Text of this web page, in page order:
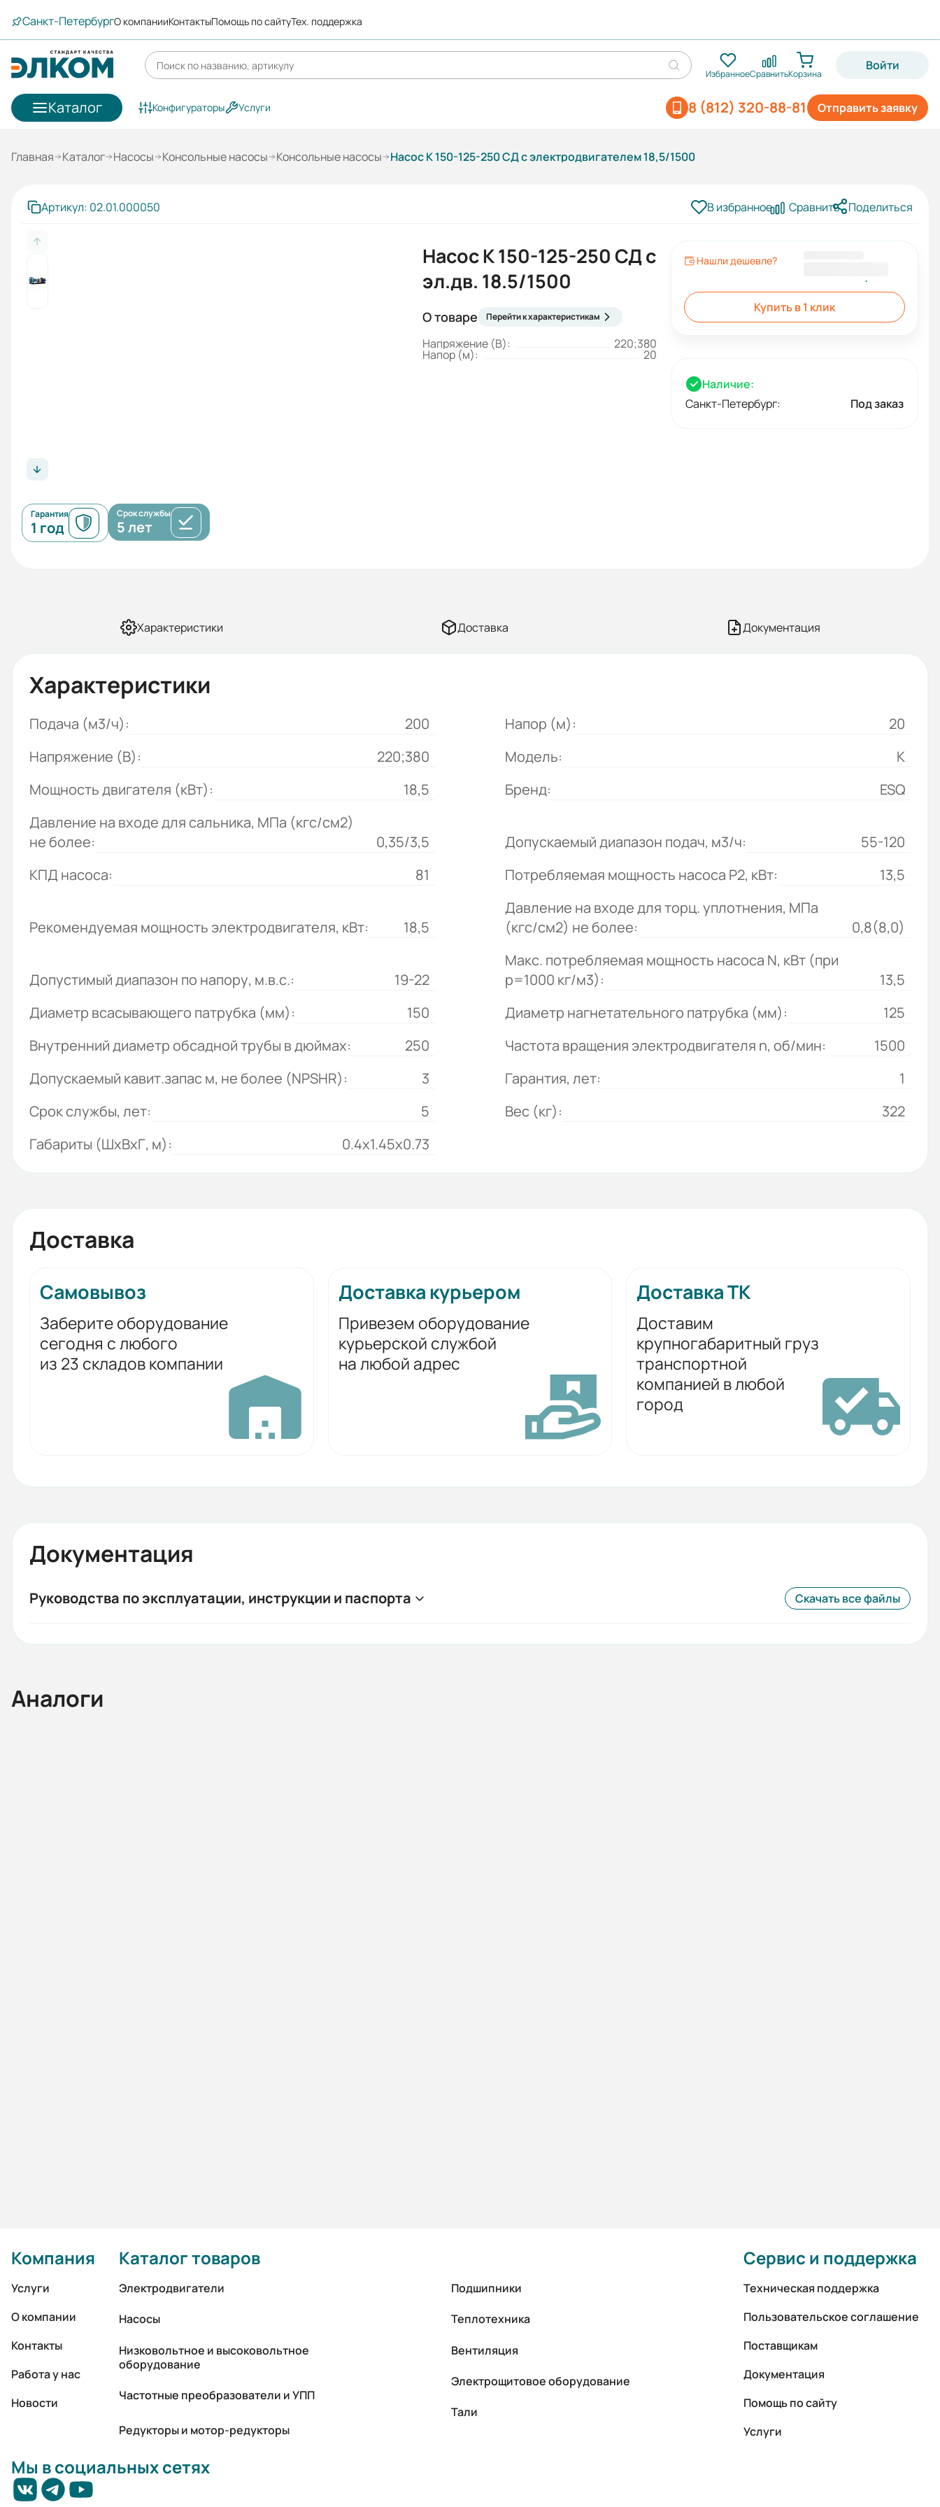
Санкт-ПетербургО компанииКонтактыПомощь по сайтуТех. поддержка
ИзбранноеСравнитьКорзина
Войти
Каталог Отправить заявку
8 (812) 320-88-81
Конфигураторы Услуги
Главная Каталог Насосы Консольные насосы Консольные насосы Насос К 150-125-250 СД с электродвигателем 18,5/1500
Артикул: 02.01.000050 В избранное Сравнить Поделиться
Гарантия
1 год
Срок службы
5 лет
Насос К 150-125-250 СД с
эл.дв. 18.5/1500
О товаре Перейти к характеристикам
Напряжение (В): 220;380
Напор (м): 20
Нашли дешевле?
Купить в 1 клик
Наличие:
Санкт-Петербург:
Под заказ
Характеристики Доставка Документация
Характеристики
Подача (м3/ч): 200 Напор (м):
20
Напряжение (В):
220;380 Модель:
К
Мощность двигателя (кВт):
18,5 Бренд:
ESQ
Давление на входе для сальника, MПа (кгс/см2)
не более:
0,35/3,5 Допускаемый диапазон подач, м3/ч:
55-120
КПД насоса:
81 Потребляемая мощность насоса P2, кВт: 13,5
Рекомендуемая мощность электродвигателя, кВт: 18,5
Давление на входе для торц. уплотнения, MПа
(кгс/см2) не более:
0,8(8,0)
Допустимый диапазон по напору, м.в.с.: 19-22
Макс. потребляемая мощность насоса N, кВт (при
р=1000 кг/м3):
13,5
Диаметр всасывающего патрубка (мм):
150 Диаметр нагнетательного патрубка (мм):
125
Внутренний диаметр обсадной трубы в дюймах:
250 Частота вращения электродвигателя n, об/мин:
1500
Допускаемый кавит.запас м, не более (NPSHR):
3 Гарантия, лет:
1
Срок службы, лет:
5 Вес (кг):
322
Габариты (ШхВхГ, м):
0.4x1.45x0.73
Доставка
Самовывоз
Заберите оборудование
сегодня с любого
из 23 складов компании
Доставка курьером
Привезем оборудование
курьерской службой
на любой адрес
Доставка ТК
Доставим
крупногабаритный груз
транспортной
компанией в любой
город
Документация
Руководства по эксплуатации, инструкции и паспорта Скачать все файлы
Аналоги
Компания
Услуги
О компании
Контакты
Работа у нас
Новости
Каталог товаров
Электродвигатели
Насосы
Низковольтное и высоковольтное
оборудование
Частотные преобразователи и УПП
Редукторы и мотор-редукторы
Подшипники
Теплотехника
Вентиляция
Электрощитовое оборудование
Тали
Сервис и поддержка
Техническая поддержка
Пользовательское соглашение
Поставщикам
Документация
Помощь по сайту
Услуги
Мы в социальных сетях